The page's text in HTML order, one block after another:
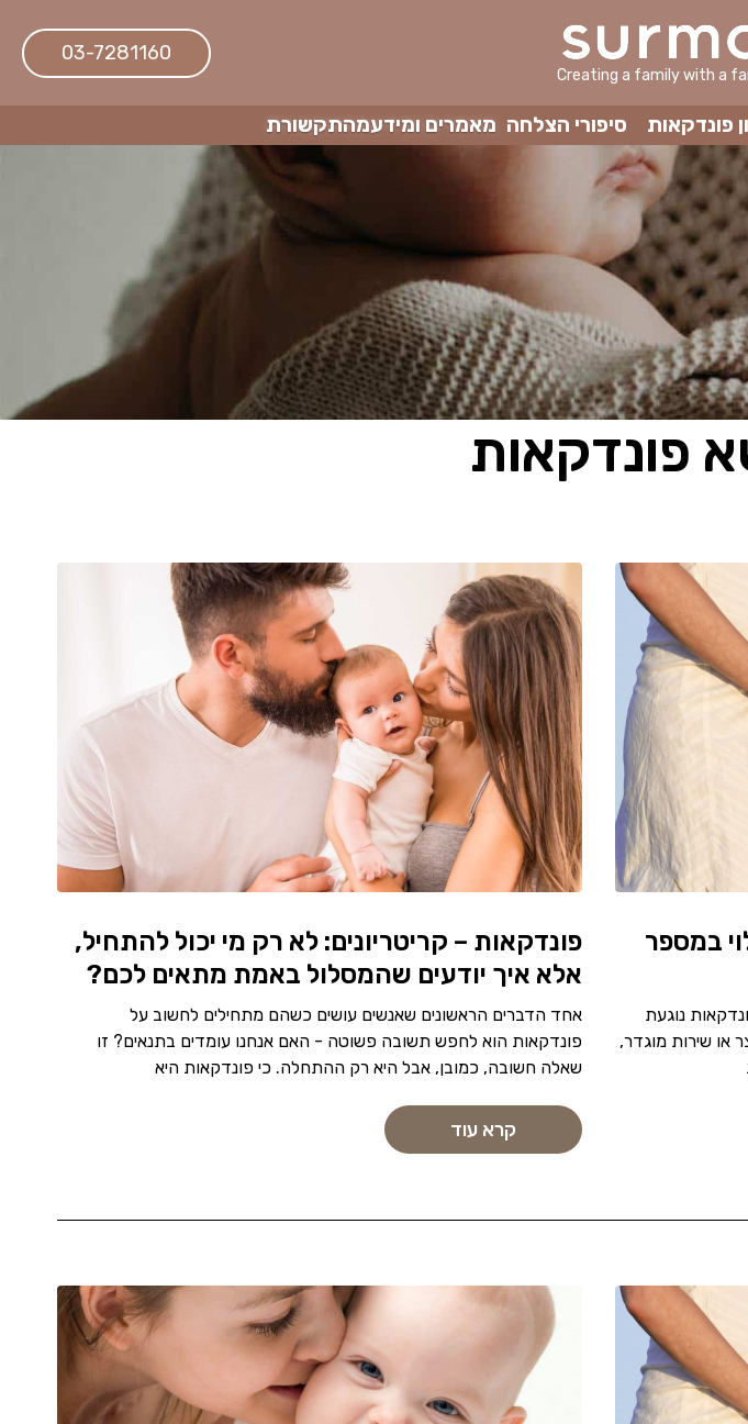
03-7281160
פונדקאות סיפורי הצלחה מאמרים ומידעמהתקשורת
פונדקאות
במספר
נוגעת
או שירות מוגדר,
פונדקאות – קריטריונים: לא רק מי יכול להתחיל,
אלא איך יודעים שהמסלול באמת מתאים לכם?
אחד הדברים הראשונים שאנשים עושים כשהם מתחילים לחשוב על
פונדקאות הוא לחפש תשובה פשוטה - האם אנחנו עומדים בתנאים? זו
שאלה חשובה, כמובן, אבל היא רק ההתחלה. כי פונדקאות היא
קרא עוד